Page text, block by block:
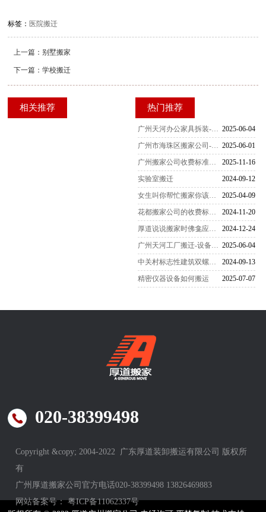
标签： 医院搬迁
上一篇：别墅搬家
下一篇：学校搬迁
相关推荐 热门推荐
2025-06-04
广州天河办公家具拆装-家具拆装的打包方法
2025-06-01
广州市海珠区搬家公司-女性员工是不可缺少的
2025-11-16
广州搬家公司收费标准一览表（2025最新版）
2024-09-12
实验室搬迁
2025-04-09
女生叫你帮忙搬家你该怎么办
2024-11-20
花都搬家公司的收费标准是怎么样的
2024-12-24
厚道说说搬家时佛龛应该怎么搬运
2025-06-04
广州天河工厂搬迁-设备搬迁要注意什么？
2024-09-13
中关村标志性建筑双螺旋雕塑搬家-
2025-07-07
精密仪器设备如何搬运
020-38399498
Copyright &copy; 2004-2022 广东厚道装卸搬运有限公司 版权所
有
广州厚道搬家公司官方电话020-38399498 13826469883
网站备案号：粤ICP备11062337号